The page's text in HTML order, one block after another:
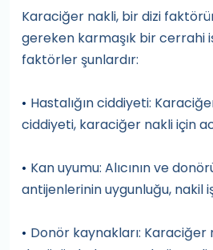
Karaciğer nakli, bir dizi
gereken karmaşık bir cerrahi
faktörler şunlardır:
• Hastalığın ciddiyeti:
ciddiyeti, karaciğer nakli için
• Kan uyumu: Alıcının ve
antijenlerinin uygunluğu, nakil
• Donör kaynakları: Karaciğer